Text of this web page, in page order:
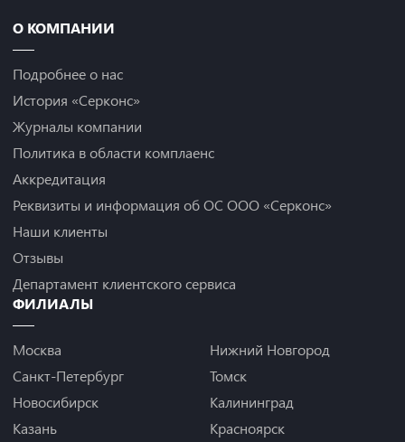
О КОМПАНИИ
Подробнее о нас
История «Серконс»
Журналы компании
Политика в области комплаенс
Аккредитация
Реквизиты и информация об ОС ООО «Серконс»
Наши клиенты
Отзывы
Департамент клиентского сервиса
ФИЛИАЛЫ
Москва
Санкт-Петербург
Новосибирск
Казань
Нижний Новгород
Томск
Калининград
Красноярск